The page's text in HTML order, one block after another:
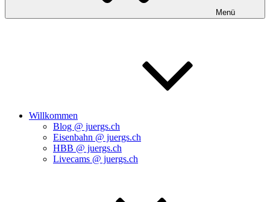
Menü
Willkommen
Blog @ juergs.ch
Eisenbahn @ juergs.ch
HBB @ juergs.ch
Livecams @ juergs.ch